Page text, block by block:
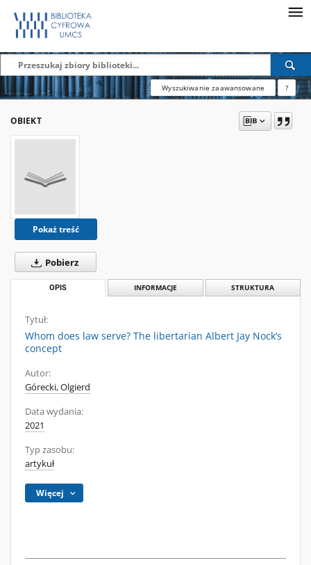
Wyszukiwanie zaawansowane ?
OBIEKT
Pokaż treść
Pobierz
OPIS INFORMACJE STRUKTURA
Tytuł:
Whom does law serve? The libertarian Albert Jay Nock’s
concept
Autor:
Górecki, Olgierd
Data wydania:
2021
Typ zasobu:
artykuł
Więcej